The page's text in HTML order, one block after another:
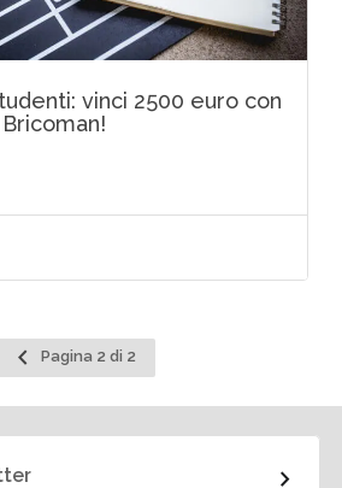
vinci 2500 euro con
Pagina
precedente
Pagina 2 di 2